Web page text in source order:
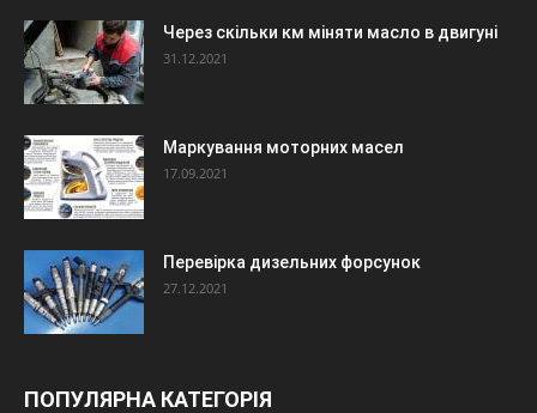
Через скільки км міняти масло в двигуні
31.12.2021
Маркування моторних масел
17.09.2021
Перевірка дизельних форсунок
27.12.2021
ПОПУЛЯРНА КАТЕГОРІЯ